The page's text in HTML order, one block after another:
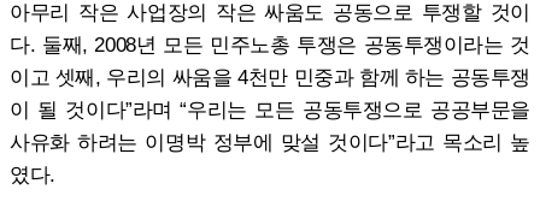
아무리 작은 사업장의 작은 싸움도 공동으로 투쟁할 것이
다. 둘째, 2008년 모든 민주노총 투쟁은 공동투쟁이라는 것
이고 셋째, 우리의 싸움을 4천만 민중과 함께 하는 공동투쟁
이 될 것이다”라며 “우리는 모든 공동투쟁으로 공공부문을
사유화 하려는 이명박 정부에 맞설 것이다”라고 목소리 높
였다.